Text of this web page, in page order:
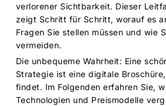
verlorener Sichtbarkeit. Dieser
zeigt Schritt für Schritt, worauf es
Fragen Sie stellen müssen und wie
vermeiden.
Die unbequeme Wahrheit: Eine
Strategie ist eine digitale
findet. Im Folgenden erfahren Sie,
Technologien und Preismodelle